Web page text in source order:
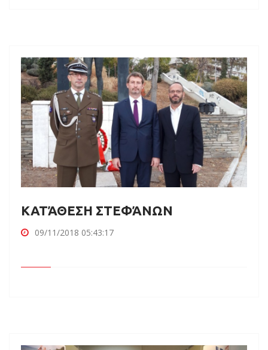
ΚΑΤΆΘΕΣΗ ΣΤΕΦΆΝΩΝ
09/11/2018 05:43:17